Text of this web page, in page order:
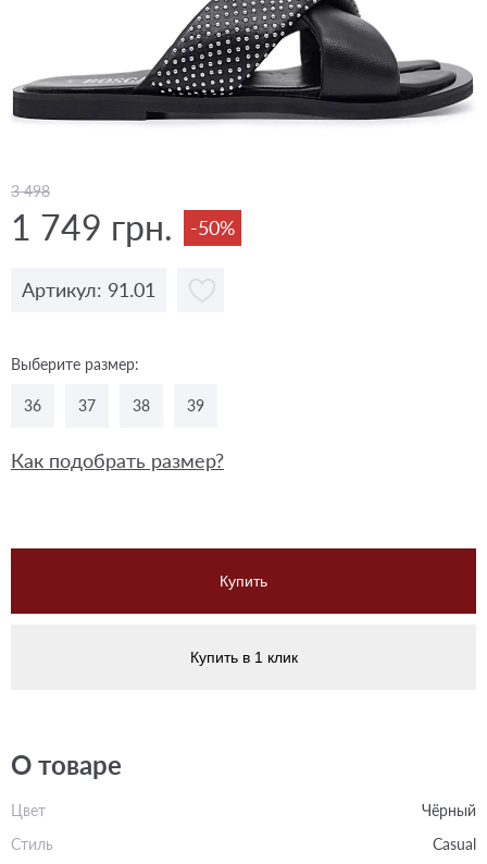
3 498
1 749 грн. -50%
Артикул: 91.01
Выберите размер:
36 37 38 39
Как подобрать размер?
Купить
Купить в 1 клик
О товаре
Цвет
Чёрный
Стиль
Casual